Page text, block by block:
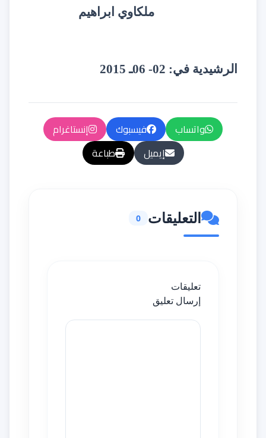
ملكاوي ابراهيم
الرشيدية في: 02- 06ـ 2015
واتساب فيسبوك
إنستاغرام
إيميل
طباعة
التعليقات 0
تعليقات
إرسال تعليق